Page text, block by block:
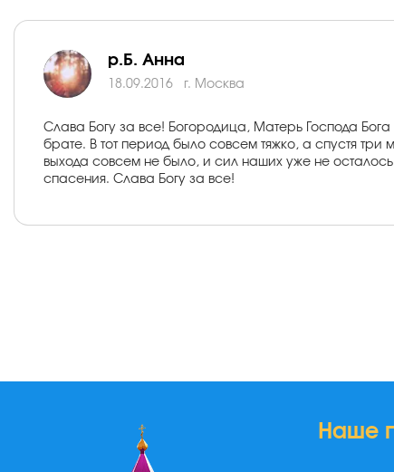
р.Б. Анна
18.09.2016 г. Москва
Слава Богу за все! Богородица, Матерь Господа
брате. В тот период было совсем тяжко, а спустя
выхода совсем не было, и сил наших уже не
спасения. Слава Богу за все!
Наше